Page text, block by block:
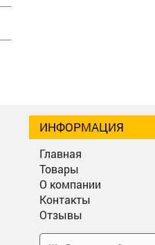
ИНФОРМАЦИЯ
Главная
Товары
О компании
Контакты
Отзывы